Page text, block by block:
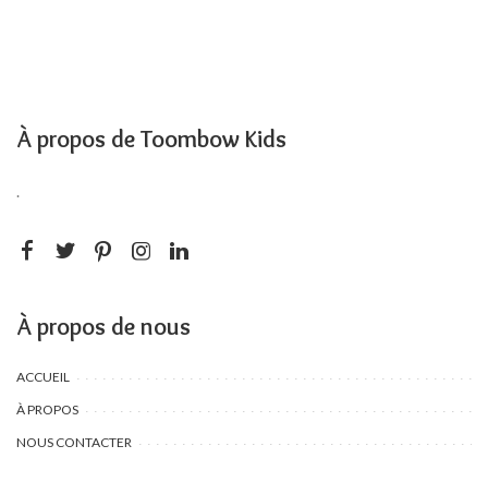
À propos de Toombow Kids
.
À propos de nous
ACCUEIL
À PROPOS
NOUS CONTACTER